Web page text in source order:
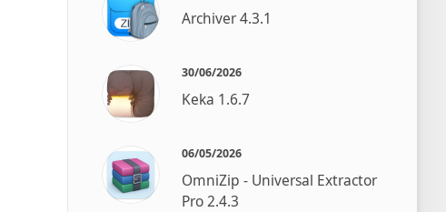
Archiver 4.3.1
30/06/2026
Keka 1.6.7
06/05/2026
OmniZip - Universal Extractor
Pro 2.4.3